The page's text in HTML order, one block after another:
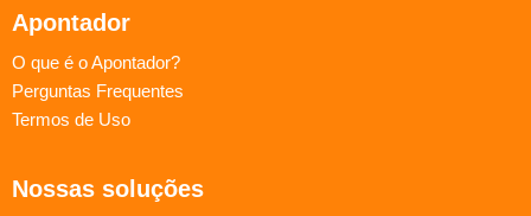
Apontador
O que é o Apontador?
Perguntas Frequentes
Termos de Uso
Nossas soluções